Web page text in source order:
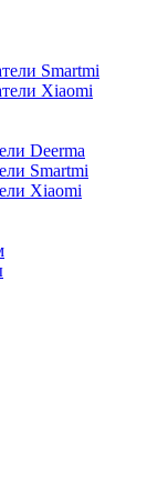
Smartmi
Xiaomi
Deerma
Smartmi
Xiaomi